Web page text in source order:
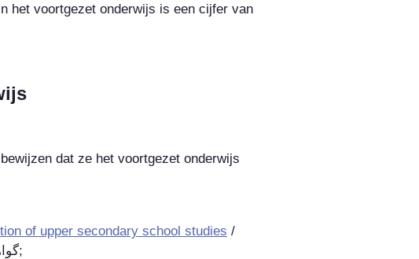
het voortgezet onderwijs is een cijfer van
dat ze het voortgezet onderwijs
of upper secondary school studies /
;